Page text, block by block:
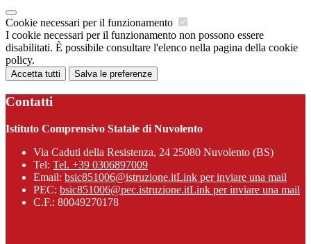
Cookie necessari per il funzionamento
I cookie necessari per il funzionamento non possono essere
disabilitati. È possibile consultare l'elenco nella pagina della cookie
policy.
Accetta tutti Salva le preferenze
Contatti
Istituto Comprensivo Statale di Nuvolento
Via Caduti della Resistenza, 24 25080 Nuvolento (BS)
Tel: Tel. +39 0306897009
Email: bsic851006@istruzione.itLink per inviare una mail
PEC: bsic851006@pec.istruzione.itLink per inviare una mail
C.F.: 80049270178